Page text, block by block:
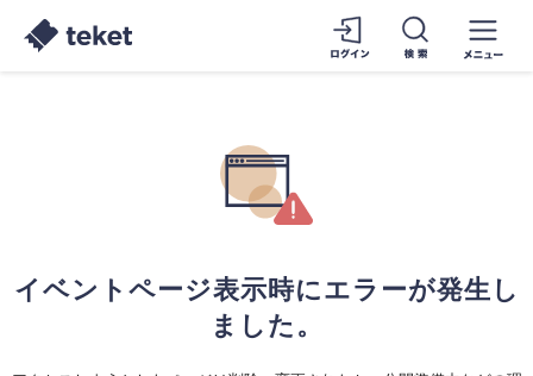
イベントページ表示時にエラーが発生し
ました。